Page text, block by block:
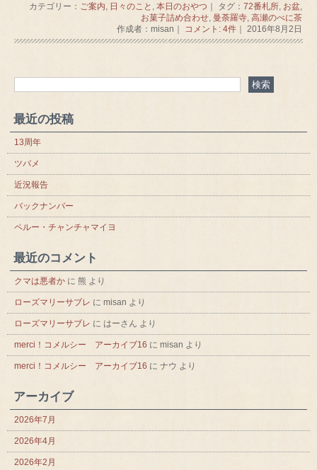
カテゴリー： ご案内 日々のこと 本日のおやつ ｜ タグ： 72番札所, お盆,
お菓子詰め合わせ, 曼荼羅寺, 高瀬のべに茶
作成者：misan｜
コメント: 4件｜ 2016年8月2日
最近の投稿
13周年
ツバメ
近況報告
バックナンバー
ペルー・チャンチャマイヨ
最近のコメント
クマは悪者か に 熊 より
ローズマリーサブレ に misan より
ローズマリーサブレ に はーさん より
merci！コメルシー アーカイブ16 に misan より
merci！コメルシー アーカイブ16 に ナウ より
アーカイブ
2026年7月
2026年4月
2026年2月